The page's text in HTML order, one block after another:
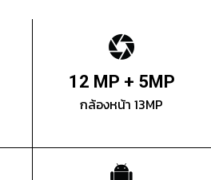
12 MP + 5MP
กล้องหน้า 13MP